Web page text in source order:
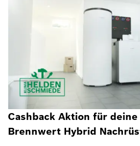
Cashback Aktion für deine
Brennwert Hybrid